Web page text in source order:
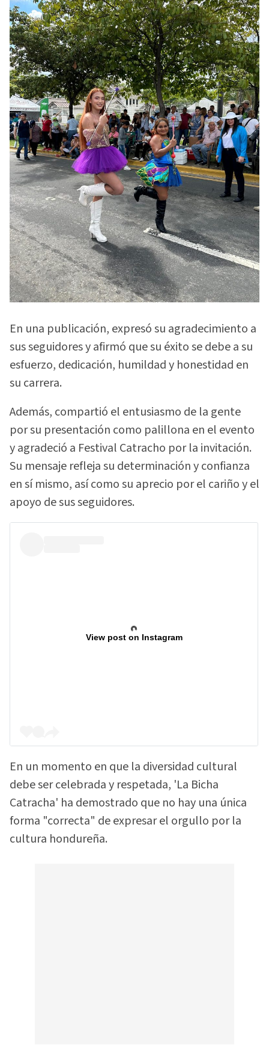
En una publicación, expresó su agradecimiento a
sus seguidores y afirmó que su éxito se debe a su
esfuerzo, dedicación, humildad y honestidad en
su carrera.
Además, compartió el entusiasmo de la gente
por su presentación como palillona en el evento
y agradeció a Festival Catracho por la invitación.
Su mensaje refleja su determinación y confianza
en sí mismo, así como su aprecio por el cariño y el
apoyo de sus seguidores.
View post on Instagram
En un momento en que la diversidad cultural
debe ser celebrada y respetada, 'La Bicha
Catracha' ha demostrado que no hay una única
forma "correcta" de expresar el orgullo por la
cultura hondureña.